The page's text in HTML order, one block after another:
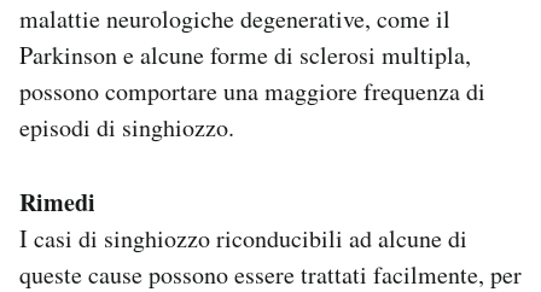
malattie neurologiche degenerative, come il
Parkinson e alcune forme di sclerosi multipla,
possono comportare una maggiore frequenza di
episodi di singhiozzo.
Rimedi
I casi di singhiozzo riconducibili ad alcune di
queste cause possono essere trattati facilmente, per